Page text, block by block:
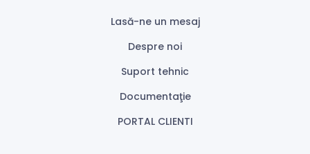
Lasă-ne un mesaj
Despre noi
Suport tehnic
Documentaţie
PORTAL CLIENTI